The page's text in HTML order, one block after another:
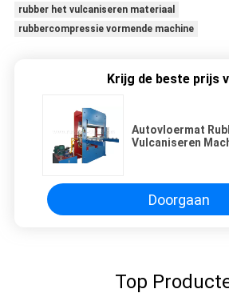
rubber het vulcaniseren materiaal
rubbercompressie vormende machine
Krijg de beste prijs
Autovloermat
Vulcaniseren
Doorgaan
Top